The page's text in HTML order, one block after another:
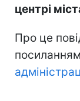
центрі
Про це